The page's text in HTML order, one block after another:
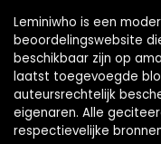
Leminiwho is een
beoordelingswebsite
beschikbaar zijn op
laatst toegevoegde
auteursrechtelijk
eigenaren. Alle
respectievelijke